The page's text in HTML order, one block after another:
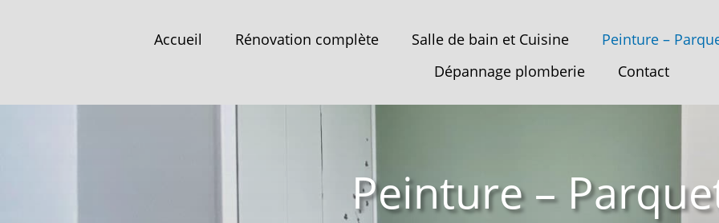
Accueil Rénovation complète Salle de bain et Cuisine
Peinture –
Dépannage plomberie
Contact
Peinture –